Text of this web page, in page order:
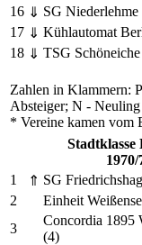
16 ⇓ SG
17 ⇓ Kühlautomat
18 ⇓ TSG
Zahlen in Klammern:
Absteiger; N - Neuling
* Vereine kamen vom
Stadtklasse
1970/
1
⇑ SG
2
Einheit
3
Concordia 1895
(4)